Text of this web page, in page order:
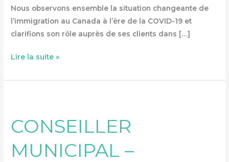
Nous observons ensemble la situation changeante de
l’immigration au Canada à l’ère de la COVID-19 et
clarifions son rôle auprès de ses clients dans […]
Lire la suite »
CONSEILLER
MUNICIPAL –
–
ÉDITION
COVID-